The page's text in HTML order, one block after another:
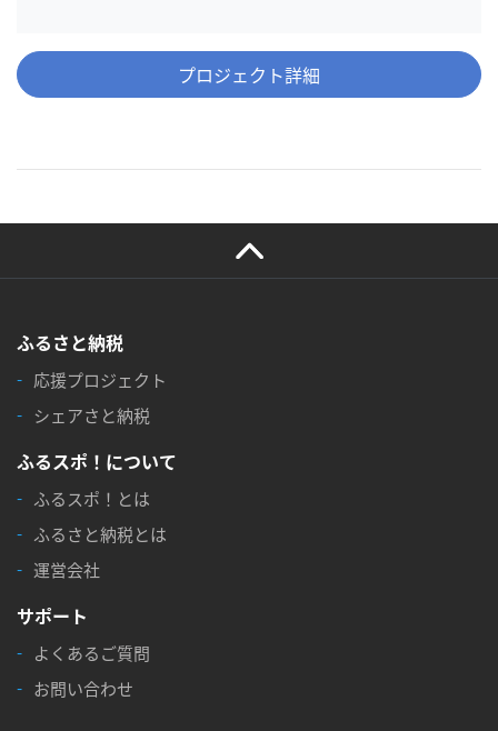
プロジェクト詳細
ふるさと納税
応援プロジェクト
シェアさと納税
ふるスポ！について
ふるスポ！とは
ふるさと納税とは
運営会社
サポート
よくあるご質問
お問い合わせ